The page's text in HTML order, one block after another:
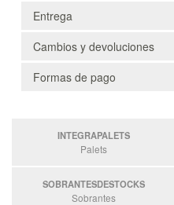
Entrega
Cambios y devoluciones
Formas de pago
INTEGRAPALETS
Palets
SOBRANTESDESTOCKS
Sobrantes